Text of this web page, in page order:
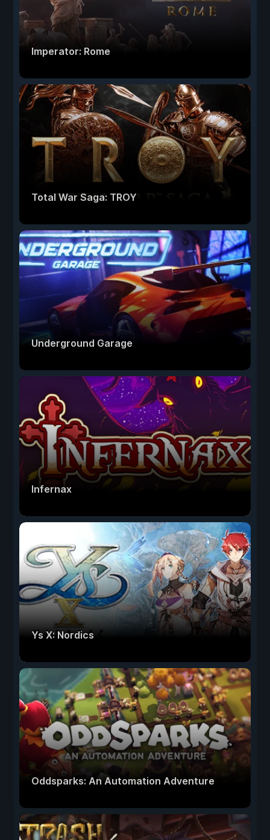
Imperator: Rome
Total War Saga: TROY
Underground Garage
Infernax
Ys X: Nordics
Oddsparks: An Automation Adventure